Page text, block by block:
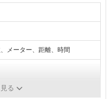
メーター、距離、時間
る